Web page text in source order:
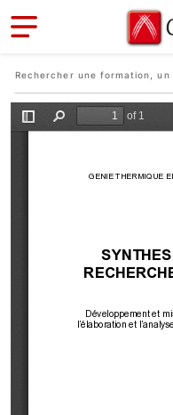
Aller au contenu principal